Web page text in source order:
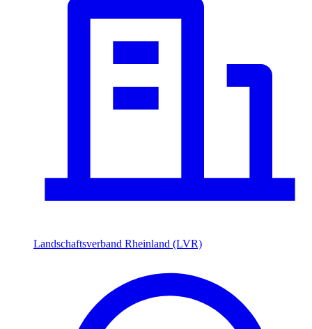
Landschaftsverband Rheinland (LVR)